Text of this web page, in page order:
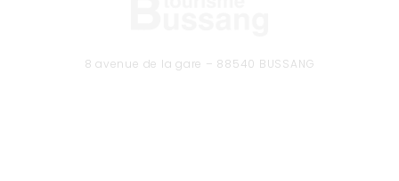
8 avenue de la gare – 88540 BUSSANG